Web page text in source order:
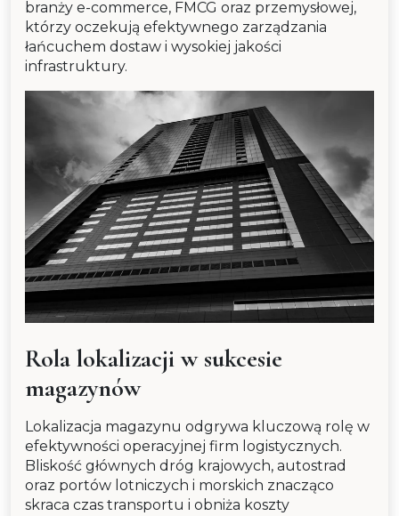
branży e-commerce, FMCG oraz przemysłowej,
którzy oczekują efektywnego zarządzania
łańcuchem dostaw i wysokiej jakości
infrastruktury.
Rola lokalizacji w sukcesie
magazynów
Lokalizacja magazynu odgrywa kluczową rolę w
efektywności operacyjnej firm logistycznych.
Bliskość głównych dróg krajowych, autostrad
oraz portów lotniczych i morskich znacząco
skraca czas transportu i obniża koszty